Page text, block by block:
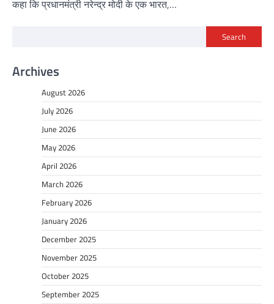
कहा कि प्रधानमंत्री नरेन्द्र मोदी के एक भारत,…
Search
Archives
August 2026
July 2026
June 2026
May 2026
April 2026
March 2026
February 2026
January 2026
December 2025
November 2025
October 2025
September 2025